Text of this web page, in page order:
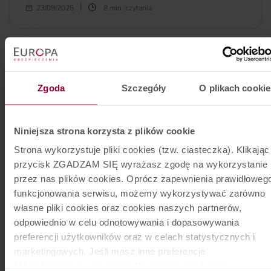
Zgoda Szczegóły O plikach
Niniejsza strona korzysta z plików cookie
Strona wykorzystuje pliki cookies (tzw. ciasteczka). Klikając
przycisk ZGADZAM SIĘ wyrażasz zgodę na wykorzystanie
przez nas plików cookies. Oprócz zapewnienia
funkcjonowania serwisu, możemy wykorzystywać zarówno
własne pliki cookies oraz cookies naszych partnerów,
odpowiednio w celu odnotowywania i dopasowywania
preferencji użytkowników oraz w celach statystycznych i
marketingowych. Jeśli masz inne preferencje
Nowy rok szkolny to nie tylko początek nauki. Część
czas. Należy jeszcze wziąć pod uwagę środki finansowe.
Pojawia się jednak pytanie, jakie zajęcia dla młodzieży będą
23/09/2025 8 min. czytania
Turystyka
Na co uważać w Dubaju i co jest